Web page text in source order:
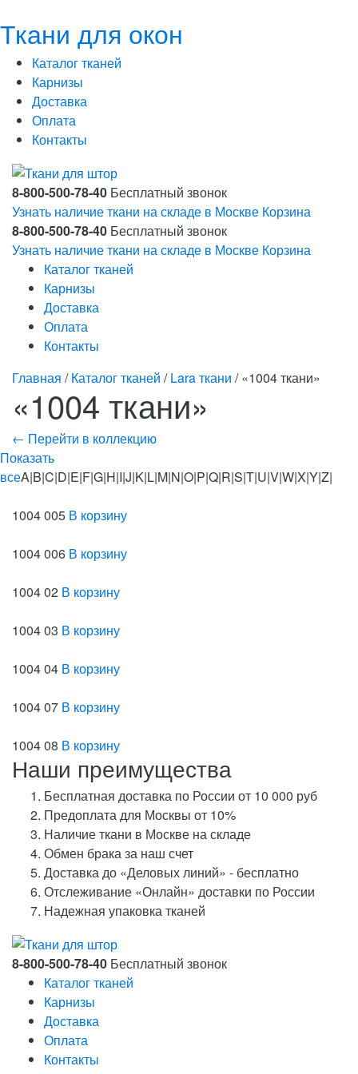
Ткани для окон
Каталог тканей
Карнизы
Доставка
Оплата
Контакты
8-800-500-78-40 Бесплатный звонок
Узнать наличие ткани на складе в Москве Корзина
8-800-500-78-40 Бесплатный звонок
Узнать наличие ткани на складе в Москве Корзина
Каталог тканей
Карнизы
Доставка
Оплата
Контакты
Главная /Каталог тканей /Lara ткани / «1004 ткани»
«1004 ткани»
← Перейти в коллекцию
Показать
всеA|B|C|D|E|F|G|H|I|J|K|L|M|N|O|P|Q|R|S|T|U|V|W|X|Y|Z|
1004 005 В корзину
1004 006 В корзину
1004 02 В корзину
1004 03 В корзину
1004 04 В корзину
1004 07 В корзину
1004 08 В корзину
Наши преимущества
Бесплатная доставка по России от 10 000 руб
Предоплата для Москвы от 10%
Наличие ткани в Москве на складе
Обмен брака за наш счет
Доставка до «Деловых линий» - бесплатно
Отслеживание «Онлайн» доставки по России
Надежная упаковка тканей
8-800-500-78-40 Бесплатный звонок
Каталог тканей
Карнизы
Доставка
Оплата
Контакты